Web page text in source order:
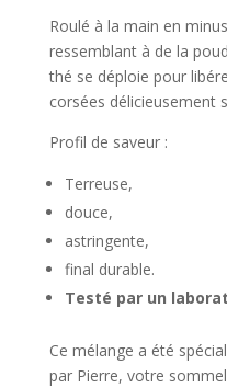
Roulé à la main en
ressemblant à de la
thé se déploie pour
corsées délicieusement
Profil de saveur :
Terreuse,
douce,
astringente,
final durable.
Testé par un
Ce mélange a été
par Pierre, votre